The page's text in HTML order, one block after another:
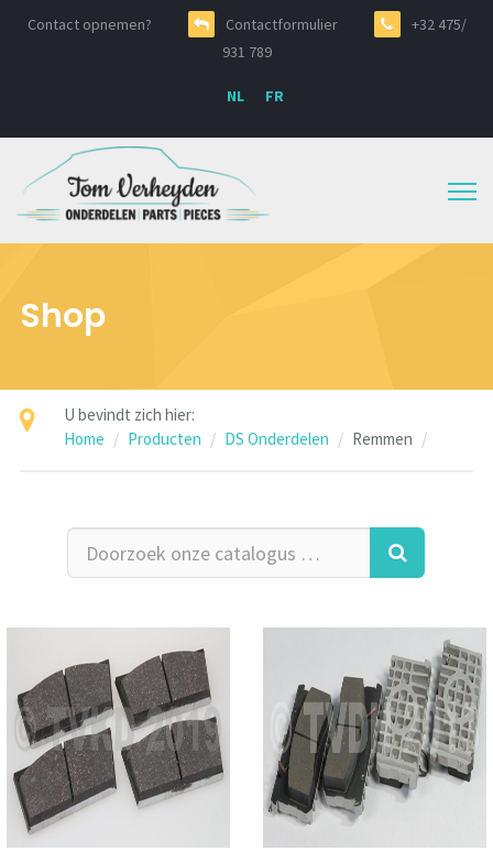
Contact opnemen? Contactformulier
+32 475/
931 789
NL FR
Shop
U bevindt zich hier:
Home
Producten DS Onderdelen Remmen